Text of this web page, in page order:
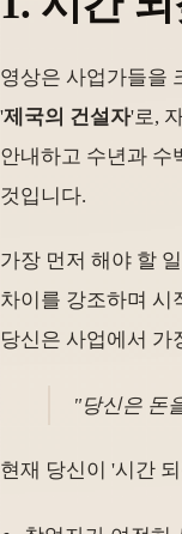
영상은 사업가들을
'제국의 건설자'로,
안내하고 수년과 수
것입니다.
가장 먼저 해야 할
차이를 강조하며 시
당신은 사업에서 가
"당신은 돈
현재 당신이 '시간